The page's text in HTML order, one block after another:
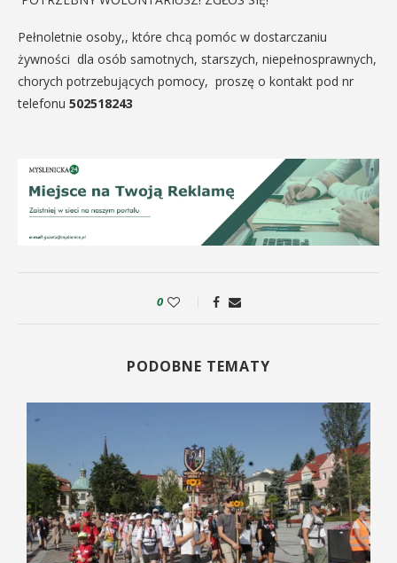
Pełnoletnie osoby,, które chcą pomóc w dostarczaniu
żywności dla osób samotnych, starszych, niepełnosprawnych,
chorych potrzebujących pomocy, proszę o kontakt pod nr
telefonu 502518243
0
PODOBNE TEMATY